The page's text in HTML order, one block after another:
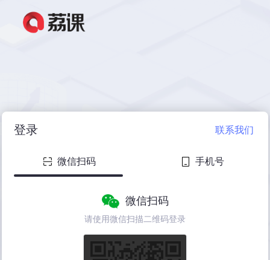
登录 联系我们
微信扫码 手机号
微信扫码
请使用微信扫描二维码登录